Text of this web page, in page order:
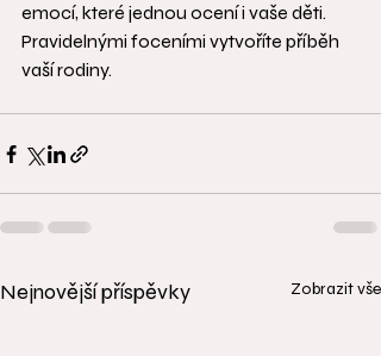
emocí, které jednou ocení i vaše děti.
Pravidelnými foceními vytvoříte příběh
vaší rodiny.
Nejnovější příspěvky Zobrazit vše